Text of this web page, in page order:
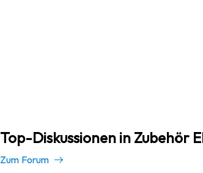
Top-Diskussionen in Zubehör
Zum Forum